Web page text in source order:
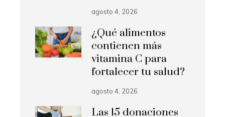
agosto 4, 2026
¿Qué alimentos
contienen más
vitamina C para
fortalecer tu salud?
agosto 4, 2026
Las 15 donaciones